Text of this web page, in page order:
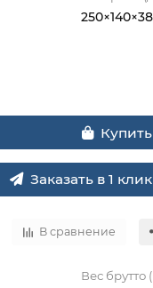
Купить
Заказать в 1 клик
В сравнение
Вес брутто